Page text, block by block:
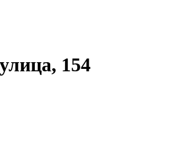
154